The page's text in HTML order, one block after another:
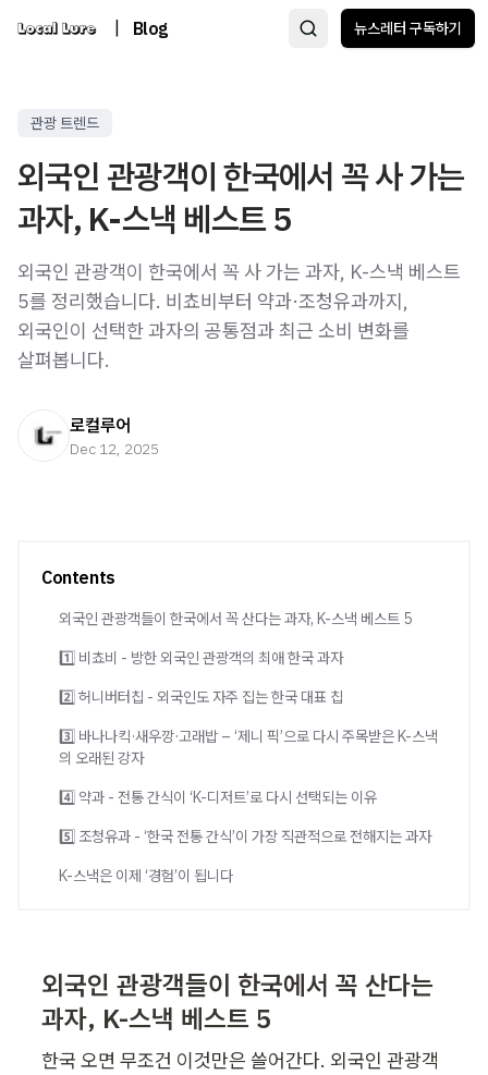
Blog 뉴스레터 구독하기
관광 트렌드
외국인 관광객이 한국에서 꼭 사 가는
과자, K-스낵 베스트 5
외국인 관광객이 한국에서 꼭 사 가는 과자, K-스낵 베스트
5를 정리했습니다. 비쵸비부터 약과·조청유과까지,
외국인이 선택한 과자의 공통점과 최근 소비 변화를
살펴봅니다.
로컬루어
Dec 12, 2025
Contents
외국인 관광객들이 한국에서 꼭 산다는 과자, K-스낵 베스트 5
1️⃣ 비쵸비 - 방한 외국인 관광객의 최애 한국 과자
2️⃣ 허니버터칩 - 외국인도 자주 집는 한국 대표 칩
3️⃣ 바나나킥·새우깡·고래밥 – ‘제니 픽’으로 다시 주목받은 K-스낵
의 오래된 강자
4️⃣ 약과 - 전통 간식이 ‘K-디저트’로 다시 선택되는 이유
5️⃣ 조청유과 - ‘한국 전통 간식’이 가장 직관적으로 전해지는 과자
K-스낵은 이제 ‘경험’이 됩니다
외국인 관광객들이 한국에서 꼭 산다는
과자, K-스낵 베스트 5
한국 오면 무조건 이것만은 쓸어간다. 외국인 관광객